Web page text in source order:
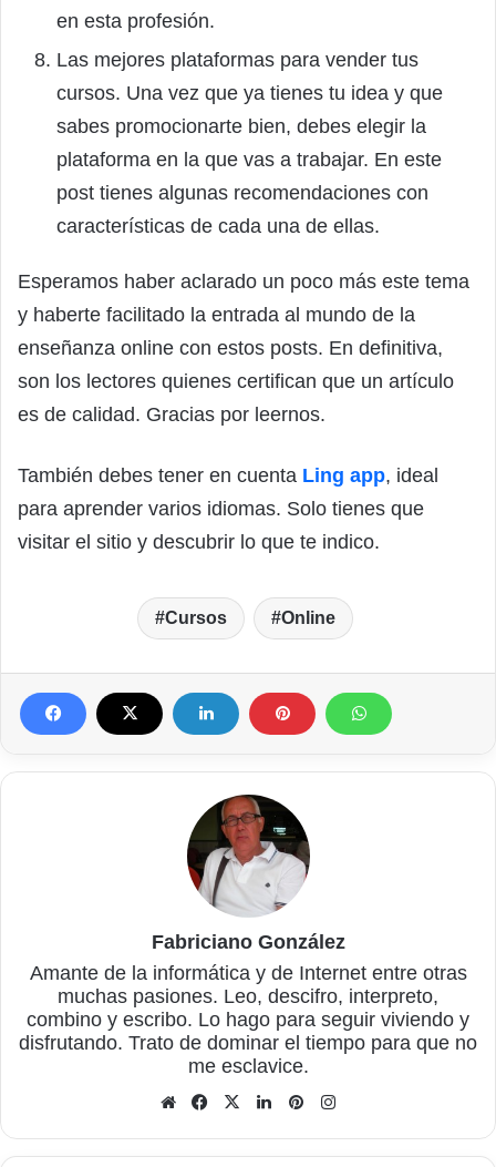
en esta profesión.
Las mejores plataformas para vender tus
cursos. Una vez que ya tienes tu idea y que
sabes promocionarte bien, debes elegir la
plataforma en la que vas a trabajar. En este
post tienes algunas recomendaciones con
características de cada una de ellas.
Esperamos haber aclarado un poco más este tema
y haberte facilitado la entrada al mundo de la
enseñanza online con estos posts. En definitiva,
son los lectores quienes certifican que un artículo
es de calidad. Gracias por leernos.
También debes tener en cuenta Ling app, ideal
para aprender varios idiomas. Solo tienes que
visitar el sitio y descubrir lo que te indico.
Cursos Online
Fabriciano González
Amante de la informática y de Internet entre otras
muchas pasiones. Leo, descifro, interpreto,
combino y escribo. Lo hago para seguir viviendo y
disfrutando. Trato de dominar el tiempo para que no
me esclavice.
Sitio
Facebook
X LinkedInPinterest